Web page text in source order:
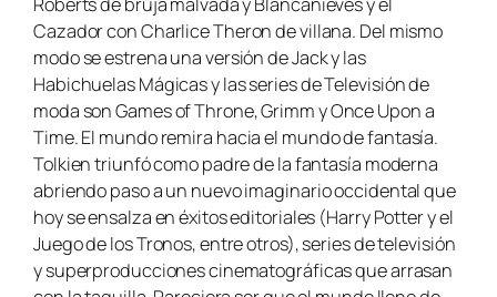
Cazadorcon Charlice Theron de villana. Del mismo
modo se estrena una versión deJack y las
Habichuelas Mágicasy las series de Televisión de
moda sonGames of Throne,GrimmyOnce Upon a
Time. El mundo remira hacia el mundo de fantasía.
Tolkien triunfó como padre de la fantasía moderna
abriendo paso a un nuevo imaginario occidental que
hoy se ensalza en éxitos editoriales (Harry Potter y el
Juego de los Tronos, entre otros), series de televisión
y superproducciones cinematográficas que arrasan